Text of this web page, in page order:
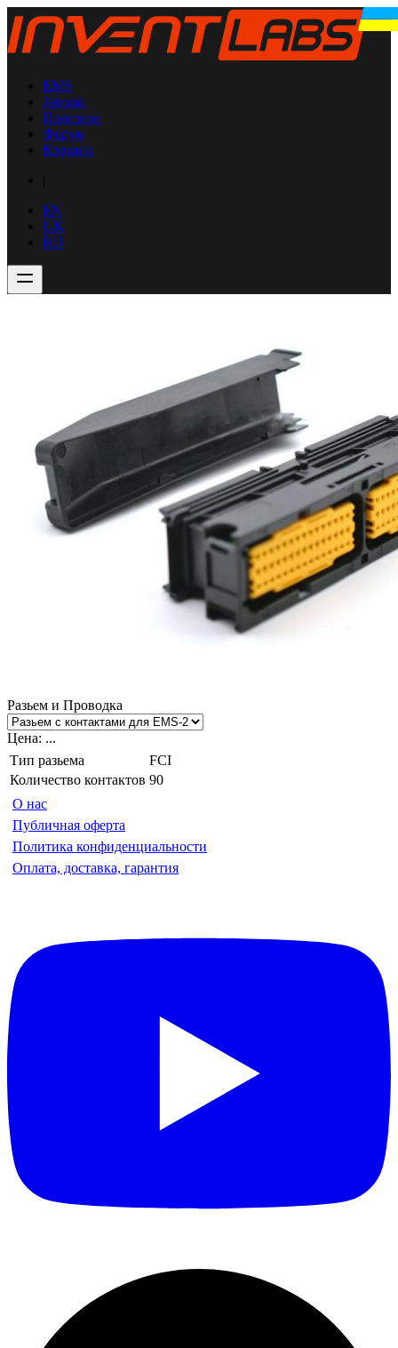
EMS
Jetronic
Полезное
Форум
Корзина
EN
UK
RU
Разьем и Проводка
Цена: ...
Тип разьема
FCI
Количество контактов 90
О нас
Публичная оферта
Политика конфиденциальности
Оплата, доставка, гарантия